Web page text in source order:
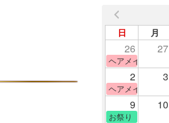
日 月
26 27
ヘアメイク体験
2 3
ヘアメイク体験
9 10
お祭り